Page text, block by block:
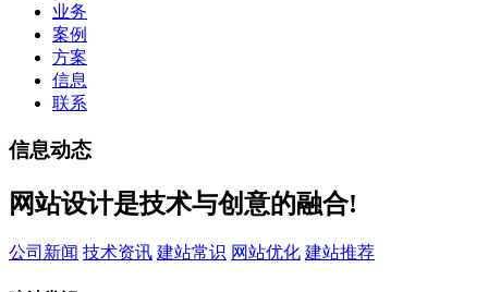
业务
案例
方案
信息
联系
信息动态
网站设计是技术与创意的融合!
公司新闻 技术资讯 建站常识 网站优化 建站推荐